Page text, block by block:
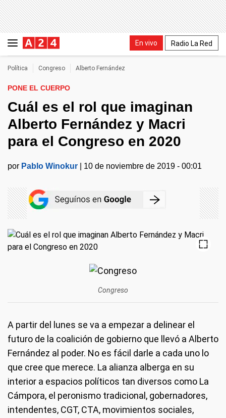
En vivo Radio La Red
Política Congreso Alberto Fernández
PONE EL CUERPO
Cuál es el rol que imaginan
Alberto Fernández y Macri
para el Congreso en 2020
por Pablo Winokur 10 de noviembre de 2019 - 00:01
Congreso
A partir del lunes se va a empezar a delinear el
futuro de la coalición de gobierno que llevó a Alberto
Fernández al poder. No es fácil darle a cada uno lo
que cree que merece. La alianza alberga en su
interior a espacios políticos tan diversos como La
Cámpora, el peronismo tradicional, gobernadores,
intendentes, CGT, CTA, movimientos sociales,